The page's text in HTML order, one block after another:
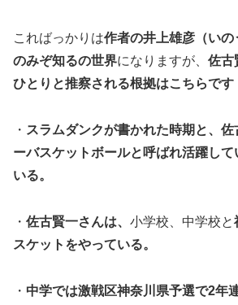
こればっかりは作者の井上雄彦（い
のみぞ知るの世界になりますが、 佐古
ひとりと推察される根拠はこちらです
・ スラムダンクが書かれた時期と、
ーバスケットボールと呼ばれ活躍し
いる。
・ 佐古賢一さんは、 小学校、中学校と
スケットをやっている。
・ 中学では激戦区神奈川県予選で2年